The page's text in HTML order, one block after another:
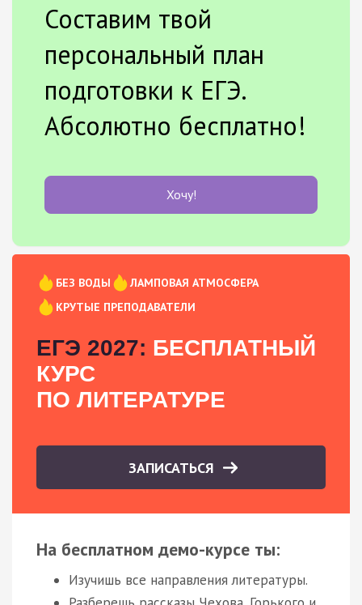
Составим твой
персональный план
подготовки к ЕГЭ.
Абсолютно бесплатно!
Хочу!
БЕЗ ВОДЫ
ЛАМПОВАЯ АТМОСФЕРА
КРУТЫЕ ПРЕПОДАВАТЕЛИ
ЕГЭ 2027: БЕСПЛАТНЫЙ
КУРС
ПО ЛИТЕРАТУРЕ
ЗАПИСАТЬСЯ
На бесплатном демо-курсе ты:
Изучишь все направления литературы.